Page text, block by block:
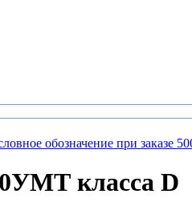
обозначение при заказе
класса D